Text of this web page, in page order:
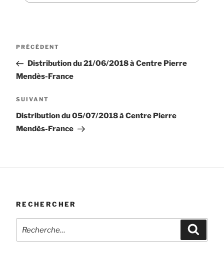
Navigation
l’article
Article
précédent
PRÉCÉDENT
Distribution du 21/06/2018 à Centre Pierre
Mendès-France
Article
suivant
SUIVANT
Distribution du 05/07/2018 à Centre Pierre
Mendès-France
RECHERCHER